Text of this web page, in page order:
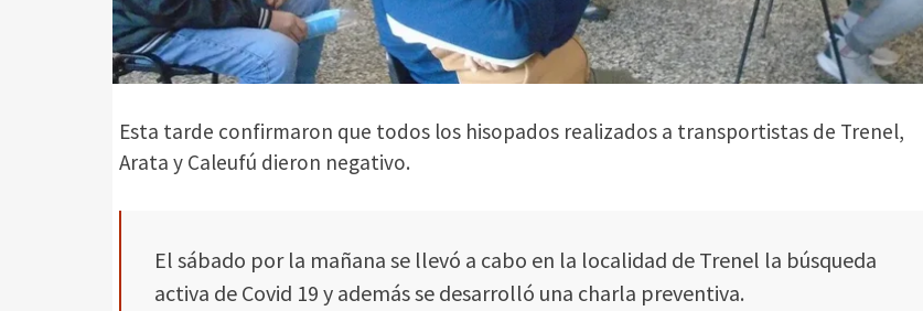
Esta tarde confirmaron que todos los hisopados realizados a transportistas de Trenel,
Arata y Caleufú dieron negativo.
El sábado por la mañana se llevó a cabo en la localidad de Trenel la búsqueda
activa de Covid 19 y además se desarrolló una charla preventiva.